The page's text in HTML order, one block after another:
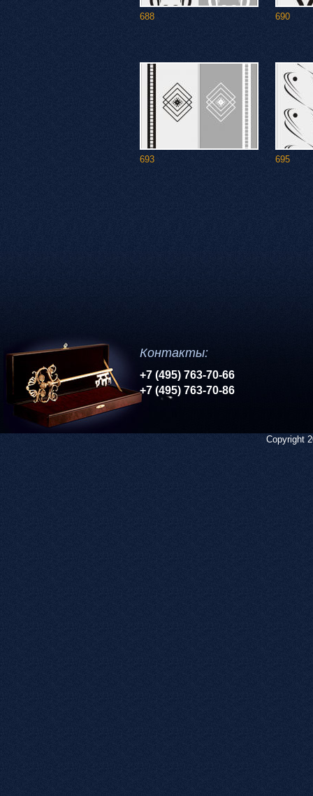
688 690
693 695
Контакты:
+7 (495) 763-70-66
+7 (495) 763-70-86
Copyright